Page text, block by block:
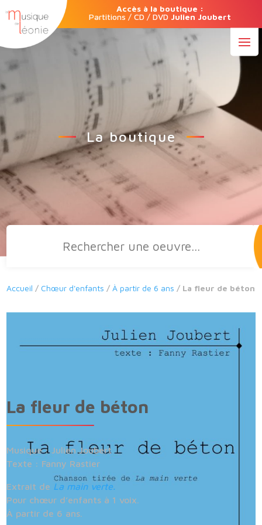
Accès à la boutique :
Partitions / CD / DVD Julien Joubert
La boutique
Recherche
Accueil / Chœur d'enfants /À partir de 6 ans / La fleur de béton
La fleur de béton
Musique : Julien Joubert
Texte : Fanny Rastier
Extrait de La main verte.
Pour chœur d’enfants à 1 voix.
À partir de 6 ans.